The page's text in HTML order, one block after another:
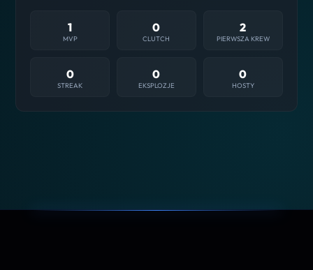
1
MVP
0
CLUTCH
2
PIERWSZA KREW
0
STREAK
0
EKSPLOZJE
0
HOSTY